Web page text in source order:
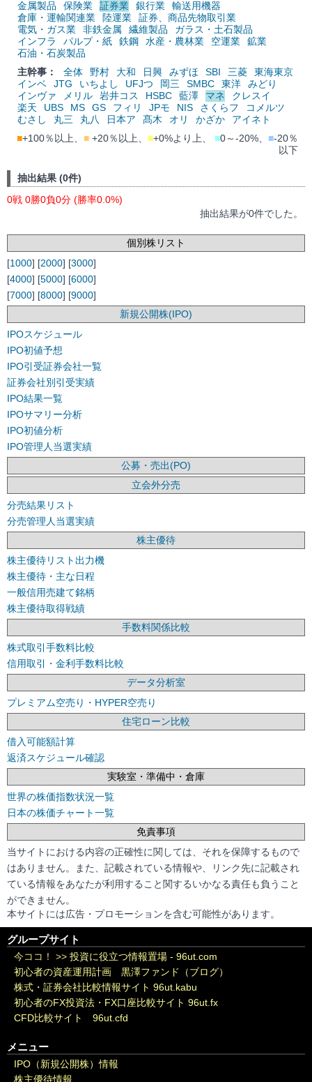
金属製品
保険業 証券業 銀行業
輸送用機器
倉庫・運輸関連業
陸運業
証券、商品先物取引業
電気・ガス業
非鉄金属 繊維製品
ガラス・土石製品
インフラ
パルプ・紙 鉄鋼 水産・農林業 空運業
鉱業
石油・石炭製品
主幹事：
全体 野村 大和 日興 みずほ SBI 三菱
東海東京
インベ
JTG いちよし UFJつ 岡三 SMBC 東洋
みどり
インヴァ
メリル 岩井コス HSBC 藍澤 マネ
クレスイ
楽天
UBS MS GS フィリ JPモ NIS さくらフ
コメルツ
むさし
丸三 丸八 日本ア 髙木 オリ かざか
アイネト
■+100％以上、 ■ +20％以上、 ■+0%より上、 ■0～-20%、 ■-20％
以下
抽出結果 (0件)
0戦 0勝0負0分 (勝率0.0%)
抽出結果が0件でした。
個別株リスト
[1000] [2000] [3000]
[4000] [5000] [6000]
[7000] [8000] [9000]
新規公開株(IPO)
IPOスケジュール
IPO初値予想
IPO引受証券会社一覧
証券会社別引受実績
IPO結果一覧
IPOサマリー分析
IPO初値分析
IPO管理人当選実績
公募・売出(PO)
立会外分売
分売結果リスト
分売管理人当選実績
株主優待
株主優待リスト出力機
株主優待・主な日程
一般信用売建て銘柄
株主優待取得戦績
手数料関係比較
株式取引手数料比較
信用取引・金利手数料比較
データ分析室
プレミアム空売り・HYPER空売り
住宅ローン比較
借入可能額計算
返済スケジュール確認
実験室・準備中・倉庫
世界の株価指数状況一覧
日本の株価チャート一覧
免責事項
当サイトにおける内容の正確性に関しては、それを保障するもので
はありません。また、記載されている情報や、リンク先に記載され
ている情報をあなたが利用すること関するいかなる責任も負うこと
ができません。
本サイトには広告・プロモーションを含む可能性があります。
グループサイト
今ココ！ >> 投資に役立つ情報置場 - 96ut.com
初心者の資産運用計画 黒澤ファンド（ブログ）
株式・証券会社比較情報サイト 96ut.kabu
初心者のFX投資法・FX口座比較サイト 96ut.fx
CFD比較サイト 96ut.cfd
メニュー
IPO（新規公開株）情報
株主優待情報